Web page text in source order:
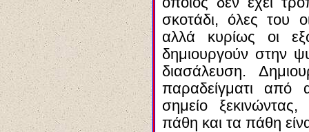
σκοτάδι, όλες του
αλλά κυρίως οι
δημιουργούν στην
διασάλευση.
παραδείγματι από
σημείο
πάθη και τα πάθη